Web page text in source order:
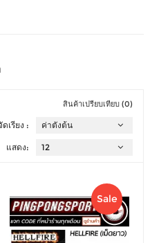
สินค้าเปรียบเทียบ (0)
ดเรียง :
แสดง:
Sale